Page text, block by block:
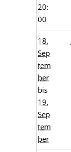
20:
00
18.
Sep
tem
ber
bis
19.
Sep
tem
ber